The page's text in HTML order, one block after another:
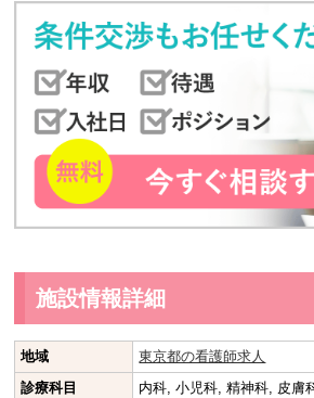
施設情報詳細
地域
東京都の看護師求人
診療科目
内科, 小児科, 精神科, 皮膚